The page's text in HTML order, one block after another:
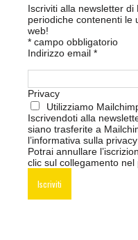
Iscriviti alla newsletter
periodiche contenenti le
web!
* campo obbligatorio
Indirizzo email *
Privacy
Utilizziamo
Iscrivendoti alla
siano trasferite a
l’informativa sulla
Potrai annullare
clic sul collegamento